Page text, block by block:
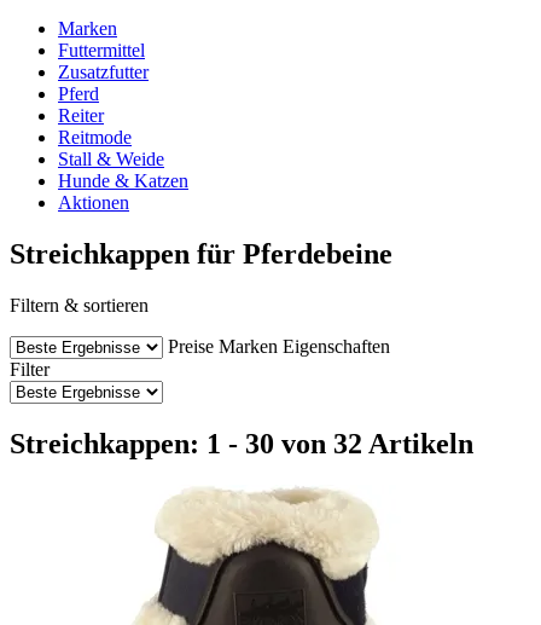
Marken
Futtermittel
Zusatzfutter
Pferd
Reiter
Reitmode
Stall & Weide
Hunde & Katzen
Aktionen
Streichkappen für Pferdebeine
Filtern & sortieren
Preise Marken Eigenschaften
Filter
Streichkappen: 1 - 30 von 32 Artikeln